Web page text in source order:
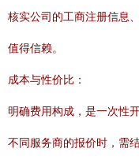
核实公司的工商注册信息
值得信赖。
成本与性价比：
明确费用构成，是一次性
不同服务商的报价时，需